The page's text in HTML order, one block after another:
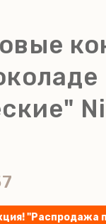
"Распродажа